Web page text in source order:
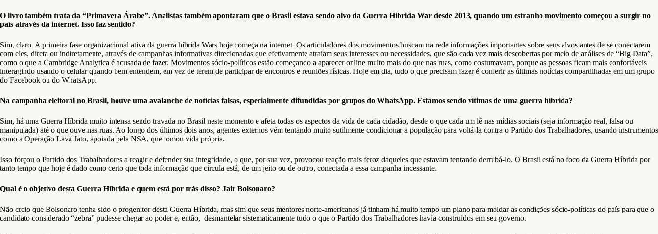
O livro também trata da “Primavera Árabe”. Analistas também apontaram que o Brasil estava sendo alvo da Guerra Híbrida War desde 2013, quando um estranho movimento começou a surgir no
país através da internet. Isso faz sentido?
Sim, claro. A primeira fase organizacional ativa da guerra híbrida Wars hoje começa na internet. Os articuladores dos movimentos buscam na rede informações importantes sobre seus alvos antes de se conectarem
com eles, direta ou indiretamente, através de campanhas informativas direcionadas que efetivamente atraiam seus interesses ou necessidades, que são cada vez mais descobertas por meio de análises de “Big Data”,
como o que a Cambridge Analytica é acusada de fazer. Movimentos sócio-políticos estão começando a aparecer online muito mais do que nas ruas, como costumavam, porque as pessoas ficam mais confortáveis ​​
interagindo usando o celular quando bem entendem, em vez de terem de participar de encontros e reuniões físicas. Hoje em dia, tudo o que precisam fazer é conferir as últimas notícias compartilhadas em um grupo
do Facebook ou do WhatsApp.
Na campanha eleitoral no Brasil, houve uma avalanche de notícias falsas, especialmente difundidas por grupos do WhatsApp. Estamos sendo vítimas de uma guerra híbrida?
Sim, há uma Guerra Híbrida muito intensa sendo travada no Brasil neste momento e afeta todas os aspectos da vida de cada cidadão, desde o que cada um lê nas mídias sociais (seja informação real, falsa ou
manipulada) até o que ouve nas ruas. Ao longo dos últimos dois anos, agentes externos vêm tentando muito sutilmente condicionar a população para voltá-la contra o Partido dos Trabalhadores, usando instrumentos
como a Operação Lava Jato, apoiada pela NSA, que tomou vida própria.
Isso forçou o Partido dos Trabalhadores a reagir e defender sua integridade, o que, por sua vez, provocou reação mais feroz daqueles que estavam tentando derrubá-lo. O Brasil está no foco da Guerra Híbrida por
tanto tempo que hoje é dado como certo que toda informação que circula está, de um jeito ou de outro, conectada a essa campanha incessante.
Qual é o objetivo desta Guerra Híbrida e quem está por trás disso? Jair Bolsonaro?
Não creio que Bolsonaro tenha sido o progenitor desta Guerra Híbrida, mas sim que seus mentores norte-americanos já tinham há muito tempo um plano para moldar as condições sócio-políticas do país para que o
candidato considerado “zebra” pudesse chegar ao poder e, então, desmantelar sistematicamente tudo o que o Partido dos Trabalhadores havia construídos em seu governo.